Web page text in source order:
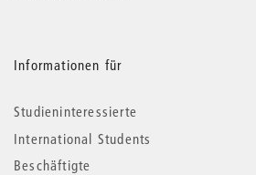
Informationen für
Studieninteressierte
International Students
Beschäftigte